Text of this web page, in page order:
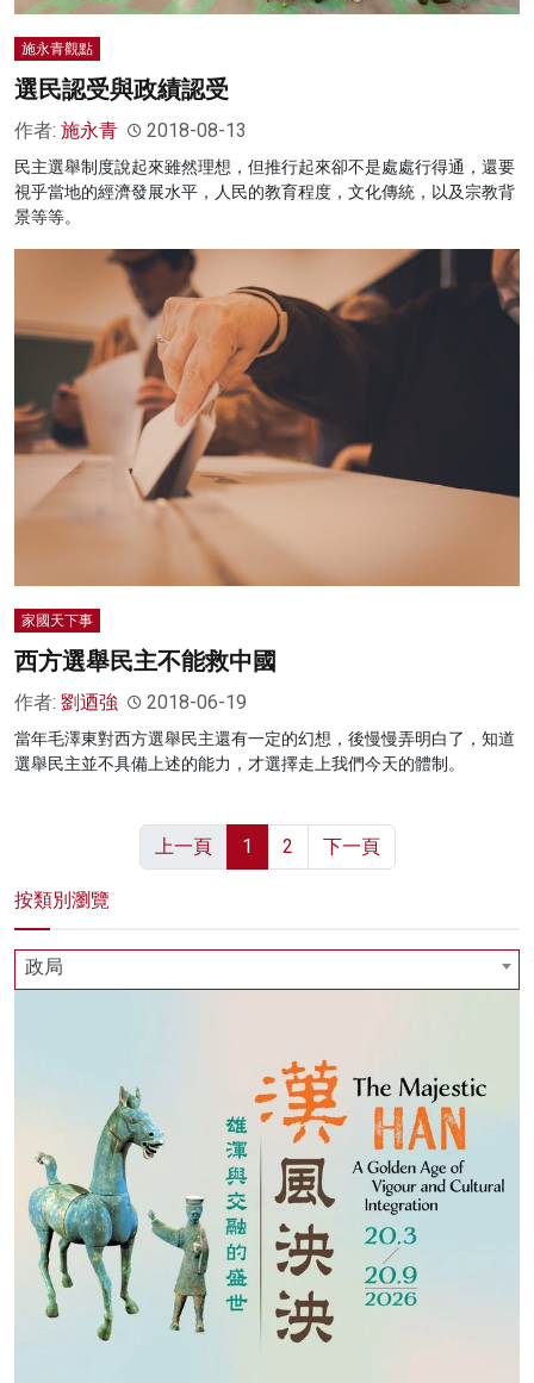
施永青觀點
選民認受與政績認受
作者: 施永青 2018-08-13
民主選舉制度說起來雖然理想，但推行起來卻不是處處行得通，還要
視乎當地的經濟發展水平，人民的教育程度，文化傳統，以及宗教背
景等等。
家國天下事
西方選舉民主不能救中國
作者: 劉迺強 2018-06-19
當年毛澤東對西方選舉民主還有一定的幻想，後慢慢弄明白了，知道
選舉民主並不具備上述的能力，才選擇走上我們今天的體制。
上一頁 1 2 下一頁
按類別瀏覽
政局